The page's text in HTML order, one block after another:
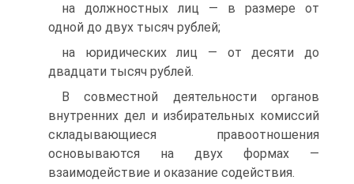
на должностных лиц — в размере от
одной до двух тысяч рублей;
на юридических лиц — от десяти до
двадцати тысяч рублей.
В совместной деятельности органов
внутренних дел и избирательных комиссий
складывающиеся правоотношения
основываются на двух формах —
взаимодействие и оказание содействия.